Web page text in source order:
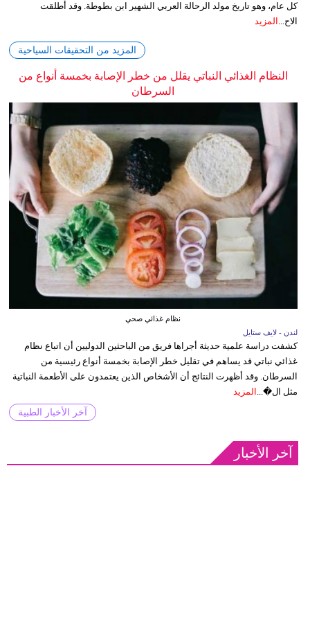
كل عام، وهو تاريخ مولد الرحالة العربي الشهير ابن بطوطة. وقد أُطلقت
الاح... المزيد
المزيد من التحقيقات السياحية
النظام الغذائي النباتي يقلل من خطر الإصابة بخمسة أنواع من
السرطان
نظام غذائي صحي
لندن - لايف ستايل
كشفت دراسة علمية حديثة أجراها فريق من الباحثين الدوليين أن اتباع نظام
غذائي نباتي قد يساهم في تقليل خطر الإصابة بخمسة أنواع رئيسية من
السرطان. وقد أظهرت النتائج أن الأشخاص الذين يعتمدون على الأطعمة النباتية
مثل ال�...
المزيد
آخر الأخبار الطبية
آخر الأخبار